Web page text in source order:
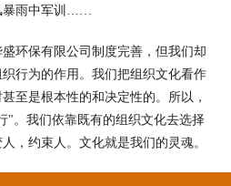
暴雨中军训……
环保有限公司制度完善，但我们却
行为的作用。我们把组织文化看作
至是根本性的和决定性的。所以，
"。我们依靠既有的组织文化去选择
，约束人。文化就是我们的灵魂。